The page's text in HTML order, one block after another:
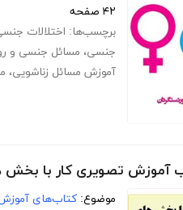
۴۲ صفحه
برچسب‌ها: اختلالات
جنسی، مسائل جنسی و
آموزش مسائل زناشویی،
آموزش تصویری کار با
موضوع: کتاب‌های آموزش